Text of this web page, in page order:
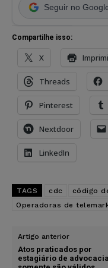
Seguir no
Compartilhe isso:
X
Threads
Pinterest
Nextdoor
LinkedIn
TAGS cdc
código
Operadoras de
Artigo anterior
Atos praticados por
estagiário de advocacia